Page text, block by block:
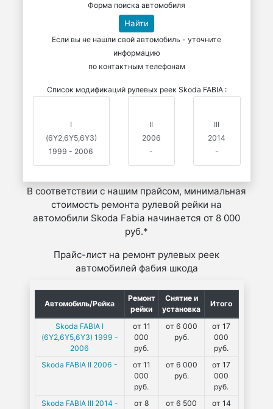
Форма поиска автомобиля
Найти
Если вы не нашли свой автомобиль - уточните
информацию
по контактным телефонам
Список модификаций рулевых реек Skoda FABIA :
I
(6Y2,6Y5,6Y3)
1999 - 2006
II
2006
-
III
2014
-
В соответствии с нашим прайсом, минимальная
стоимость ремонта рулевой рейки на
автомобили Skoda Fabia начинается от 8 000
руб.*
Прайс-лист на ремонт рулевых реек
автомобилей фабия шкода
Автомобиль/Рейка
Ремонт
рейки
Снятие и
установка
Итого
Skoda FABIA I
(6Y2,6Y5,6Y3) 1999 -
2006
от 11
000
руб.
от 6 000
руб.
от 17
000
руб.
Skoda FABIA II 2006 -
от 11
000
руб.
от 6 000
руб.
от 17
000
руб.
Skoda FABIA III 2014 -
от 8
от 6 500
от 14